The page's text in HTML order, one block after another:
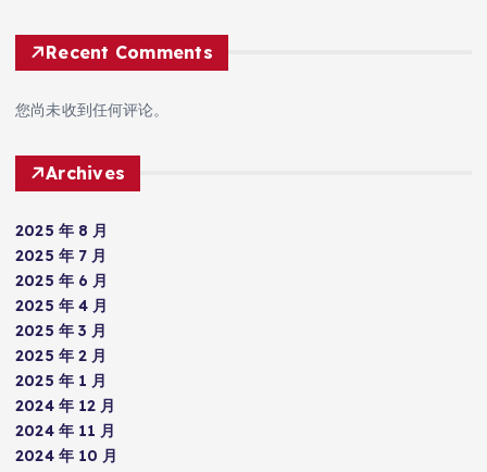
Recent Comments
您尚未收到任何评论。
Archives
2025 年 8 月
2025 年 7 月
2025 年 6 月
2025 年 4 月
2025 年 3 月
2025 年 2 月
2025 年 1 月
2024 年 12 月
2024 年 11 月
2024 年 10 月